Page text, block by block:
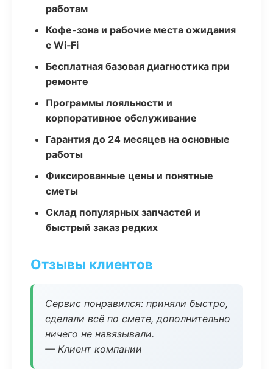
работам
Кофе-зона и рабочие места ожидания
с Wi‑Fi
Бесплатная базовая диагностика при
ремонте
Программы лояльности и
корпоративное обслуживание
Гарантия до 24 месяцев на основные
работы
Фиксированные цены и понятные
сметы
Склад популярных запчастей и
быстрый заказ редких
Отзывы клиентов
Сервис понравился: приняли быстро,
сделали всё по смете, дополнительно
ничего не навязывали.
— Клиент компании